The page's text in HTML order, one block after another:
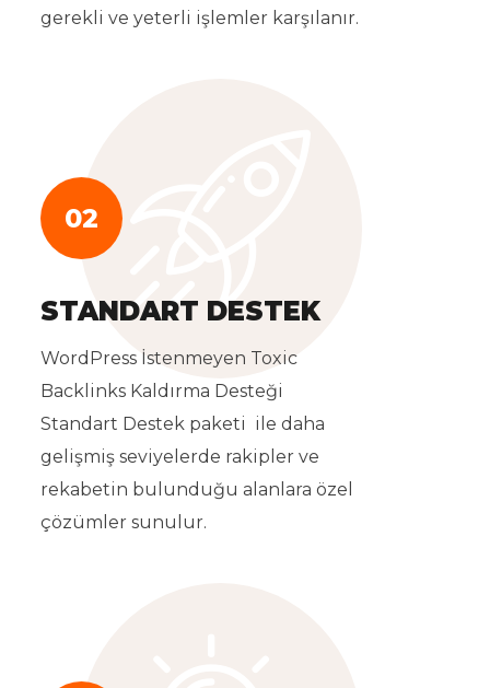
gerekli ve yeterli işlemler karşılanır.
02
STANDART DESTEK
WordPress İstenmeyen Toxic
Backlinks Kaldırma Desteği
Standart Destek paketi ile daha
gelişmiş seviyelerde rakipler ve
rekabetin bulunduğu alanlara özel
çözümler sunulur.